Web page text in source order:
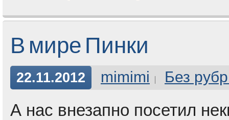
В мире Пинки
22.11.2012 mimimi Без
А нас внезапно посетил